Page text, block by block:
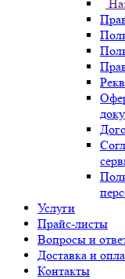
Услуги
Прайс-листы
Вопросы и
Доставка и
Контакты